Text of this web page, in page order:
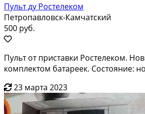
Пульт ду Ростелеком
Петропавловск-Камчатский
500 руб.
Пульт от приставки Ростелеком.
комплектом батареек. Состояние:
23 марта 2023